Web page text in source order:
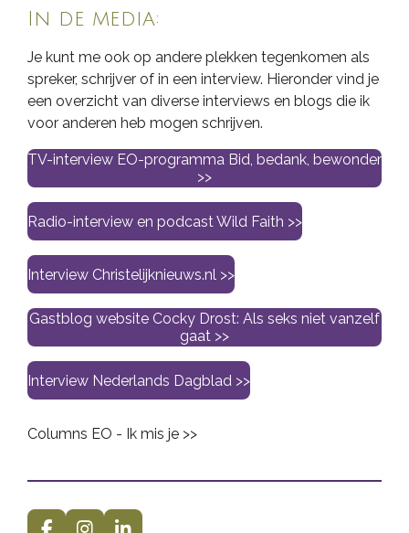
In de media:
Je kunt me ook op andere plekken tegenkomen als
spreker, schrijver of in een interview. Hieronder vind je
een overzicht van diverse interviews en blogs die ik
voor anderen heb mogen schrijven.
TV-interview EO-programma Bid, bedank, bewonder
>>
Radio-interview en podcast Wild Faith >>
Interview Christelijknieuws.nl >>
Gastblog website Cocky Drost: Als seks niet vanzelf
gaat >>
Interview Nederlands Dagblad >>
Columns EO - Ik mis je >>